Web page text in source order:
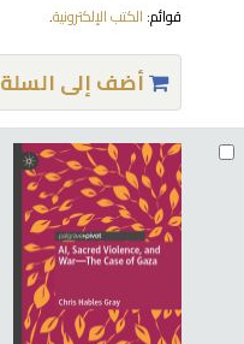
قوائم: الكتب الإلكترونية.
أضف إلى السلة